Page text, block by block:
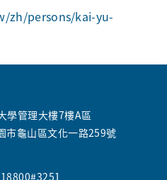
zh/persons/kai-yu-
學管理大樓7樓A區
市龜山區文化一路259號